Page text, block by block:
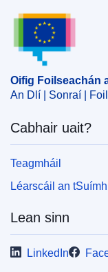
Oifig
Oifig Foilseachán
An Dlí | Sonraí |
Cabhair uait?
Teagmháil
Léarscáil an tSuímh
Lean sinn
LinkedIn